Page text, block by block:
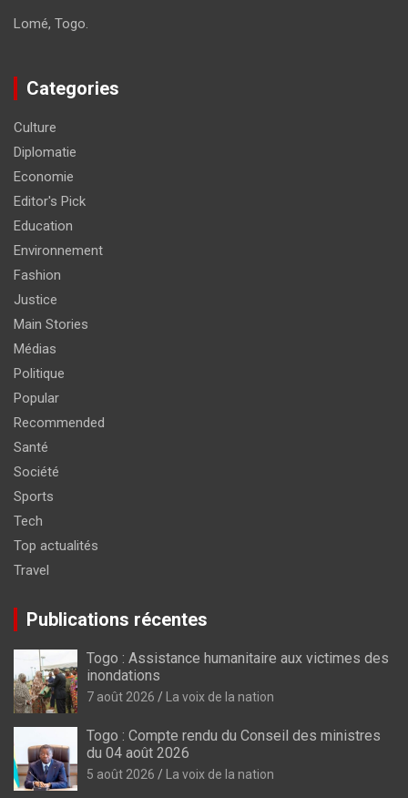
Lomé, Togo.
Categories
Culture
Diplomatie
Economie
Editor's Pick
Education
Environnement
Fashion
Justice
Main Stories
Médias
Politique
Popular
Recommended
Santé
Société
Sports
Tech
Top actualités
Travel
Publications récentes
Togo : Assistance humanitaire aux victimes des
inondations
7 août 2026 La voix de la nation
Togo : Compte rendu du Conseil des ministres
du 04 août 2026
5 août 2026 La voix de la nation